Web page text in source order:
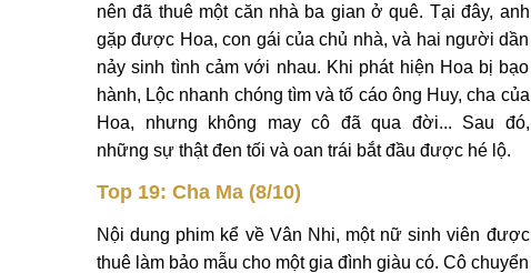
nên đã thuê một căn nhà ba gian ở quê. Tại đây, anh
gặp được Hoa, con gái của chủ nhà, và hai người dần
nảy sinh tình cảm với nhau. Khi phát hiện Hoa bị bạo
hành, Lộc nhanh chóng tìm và tố cáo ông Huy, cha của
Hoa, nhưng không may cô đã qua đời... Sau đó,
những sự thật đen tối và oan trái bắt đầu được hé lộ.
Top 19: Cha Ma (8/10)
Nội dung phim kể về Vân Nhi, một nữ sinh viên được
thuê làm bảo mẫu cho một gia đình giàu có. Cô chuyển